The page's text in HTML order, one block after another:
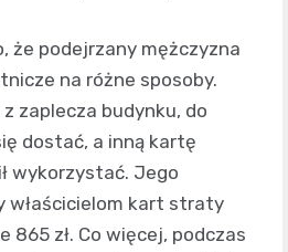
że podejrzany mężczyzna
na różne sposoby.
z zaplecza budynku, do
dostać, a inną kartę
wykorzystać. Jego
właścicielom kart straty
865 zł. Co więcej, podczas